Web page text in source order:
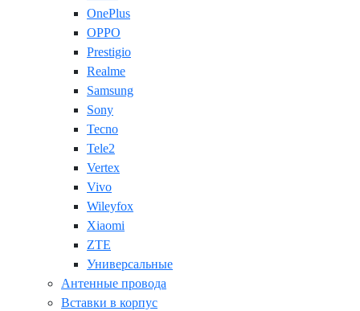
OnePlus
OPPO
Prestigio
Realme
Samsung
Sony
Tecno
Tele2
Vertex
Vivo
Wileyfox
Xiaomi
ZTE
Универсальные
Антенные провода
Вставки в корпус